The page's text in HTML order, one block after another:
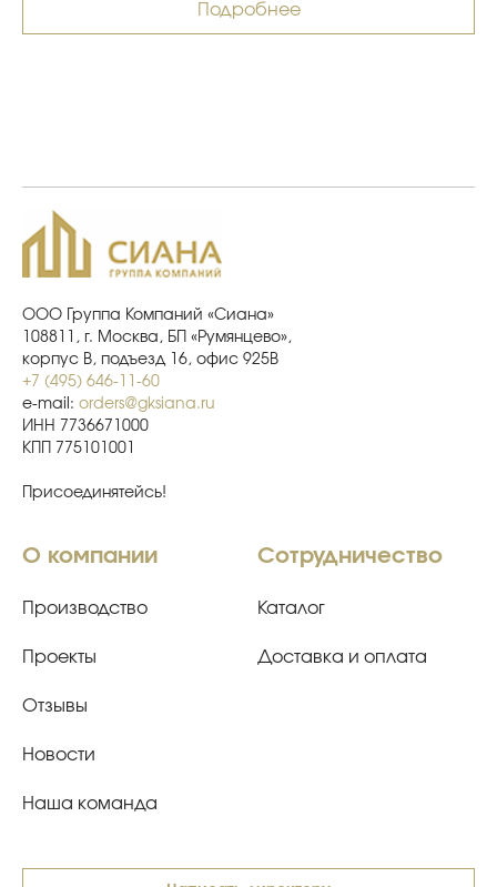
Подробнее
ООО Группа Компаний «Сиана»
108811, г. Москва, БП «Румянцево»,
корпус В, подъезд 16, офис 925В
+7 (495) 646-11-60
e-mail: orders@gksiana.ru
ИНН 7736671000
КПП 775101001
Присоединятейсь!
О компании
Производство
Проекты
Отзывы
Новости
Наша команда
Сотрудничество
Каталог
Доставка и оплата